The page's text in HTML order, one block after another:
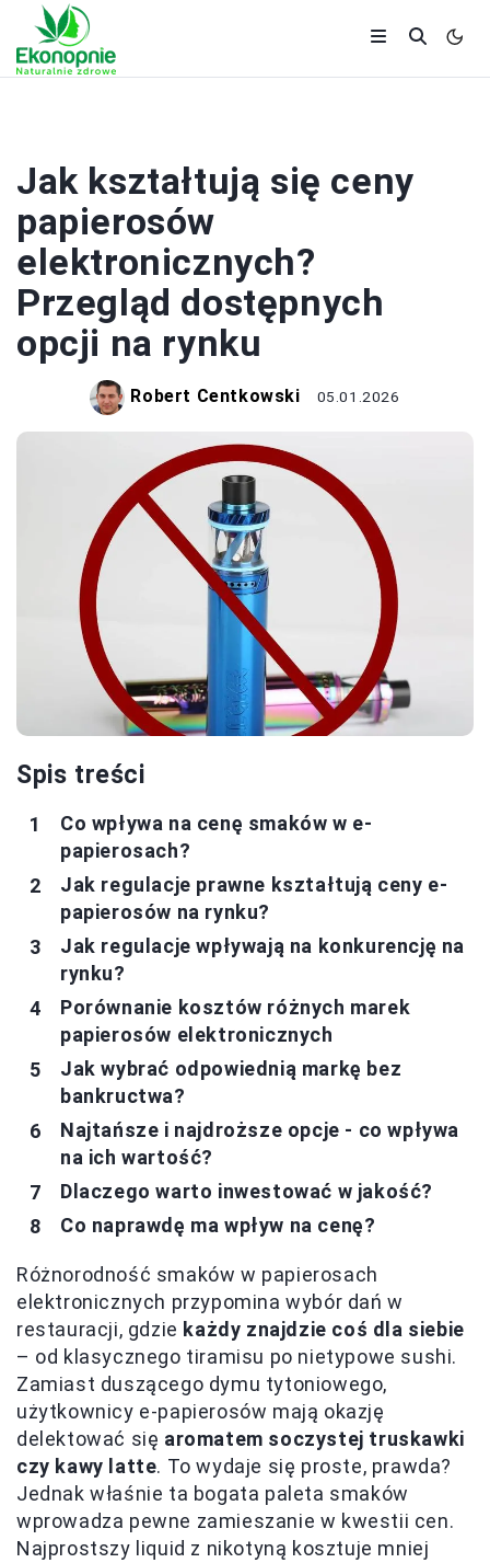
Jak kształtują się ceny
papierosów
elektronicznych?
Przegląd dostępnych
opcji na rynku
Robert Centkowski 05.01.2026
Spis treści
Co wpływa na cenę smaków w e-
papierosach?
Jak regulacje prawne kształtują ceny e-
papierosów na rynku?
Jak regulacje wpływają na konkurencję na
rynku?
Porównanie kosztów różnych marek
papierosów elektronicznych
Jak wybrać odpowiednią markę bez
bankructwa?
Najtańsze i najdroższe opcje - co wpływa
na ich wartość?
Dlaczego warto inwestować w jakość?
Co naprawdę ma wpływ na cenę?
Różnorodność smaków w papierosach
elektronicznych przypomina wybór dań w
restauracji, gdzie każdy znajdzie coś dla siebie
– od klasycznego tiramisu po nietypowe sushi.
Zamiast duszącego dymu tytoniowego,
użytkownicy e-papierosów mają okazję
delektować się aromatem soczystej truskawki
czy kawy latte. To wydaje się proste, prawda?
Jednak właśnie ta bogata paleta smaków
wprowadza pewne zamieszanie w kwestii cen.
Najprostszy liquid z nikotyną kosztuje mniej